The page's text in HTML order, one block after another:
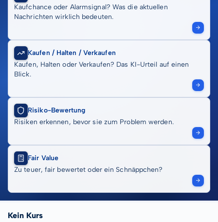
Kaufchance oder Alarmsignal? Was die aktuellen
Nachrichten wirklich bedeuten.
Kaufen / Halten / Verkaufen
Kaufen, Halten oder Verkaufen? Das KI-Urteil auf einen
Blick.
Risiko-Bewertung
Risiken erkennen, bevor sie zum Problem werden.
Fair Value
Zu teuer, fair bewertet oder ein Schnäppchen?
Kein Kurs